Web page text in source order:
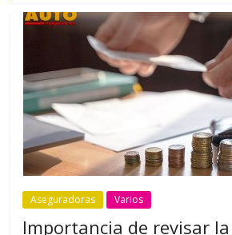
Aseguradoras Varios
Importancia de revisar